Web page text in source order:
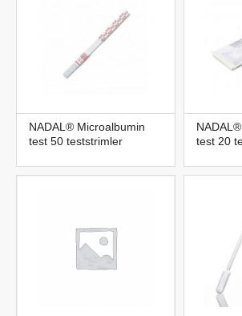
NADAL® Microalbumin
test 50 teststrimler
test 20